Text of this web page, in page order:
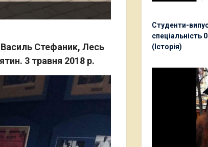
Стефаник, Лесь
3 травня 2018 р.
Студенти-
спеціальність
(Історія)